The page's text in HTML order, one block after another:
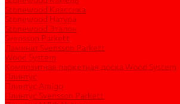
Stonewood Классика
Stonewood Натура
Stonewood Эталон
Svensson Parkett
Ламинат Svensson Parkett
Wood System
Композитная паркетная доска Wood System
Плинтус
Плинтус Amigo
Плинтус Svensson Parkett